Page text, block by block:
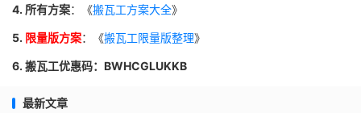
4. 所有方案：《搬瓦工方案大全》
5. 限量版方案：《搬瓦工限量版整理》
6. 搬瓦工优惠码：BWHCGLUKKB
最新文章